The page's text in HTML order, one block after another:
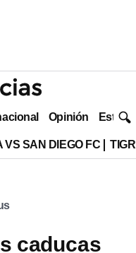
Opinión Estilo
VS SAN DIEGO FC
caducas